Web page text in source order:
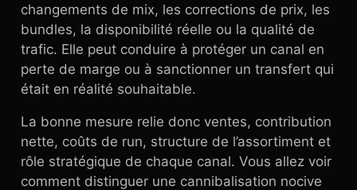
changements de mix, les corrections de prix, les
bundles, la disponibilité réelle ou la qualité de
trafic. Elle peut conduire à protéger un canal en
perte de marge ou à sanctionner un transfert qui
était en réalité souhaitable.
La bonne mesure relie donc ventes, contribution
nette, coûts de run, structure de l’assortiment et
rôle stratégique de chaque canal. Vous allez voir
comment distinguer une cannibalisation nocive